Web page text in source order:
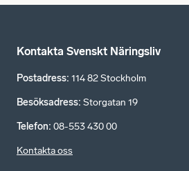
Kontakta Svenskt Näringsliv
Postadress: 114 82 Stockholm
Besöksadress: Storgatan 19
Telefon: 08-553 430 00
Kontakta oss